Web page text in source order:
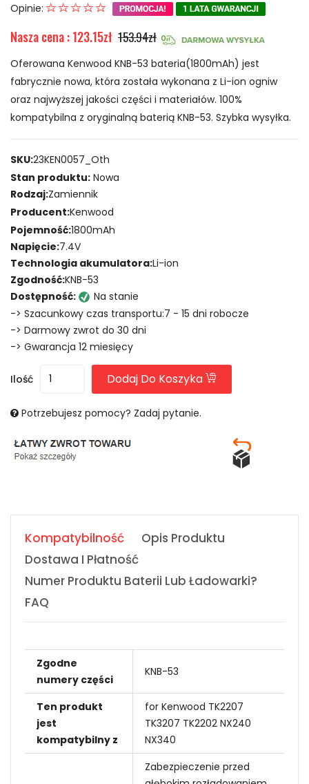
Opinie:
Nasza cena : 123.15zł 153.94zł
Oferowana Kenwood KNB-53 bateria(1800mAh) jest
fabrycznie nowa, która została wykonana z Li-ion ogniw
oraz najwyższej jakości części i materiałów. 100%
kompatybilna z oryginalną baterią KNB-53. Szybka wysyłka.
SKU:23KEN0057_Oth
Stan produktu: Nowa
Rodzaj:Zamiennik
Producent:Kenwood
Pojemność:1800mAh
Napięcie:7.4V
Technologia akumulatora:Li-ion
Zgodność:KNB-53
Dostępność:
Na stanie
-> Szacunkowy czas transportu:7 - 15 dni robocze
-> Darmowy zwrot do 30 dni
-> Gwarancja 12 miesięcy
Ilość Dodaj Do Koszyka
Potrzebujesz pomocy? Zadaj pytanie.
Kompatybilność
Opis Produktu
Dostawa I Płatność
Numer Produktu Baterii Lub Ładowarki?
FAQ
Zgodne
numery części
KNB-53
Ten produkt
jest
kompatybilny z
for Kenwood TK2207
TK3207 TK2202 NX240
NX340
Zabezpieczenie przed